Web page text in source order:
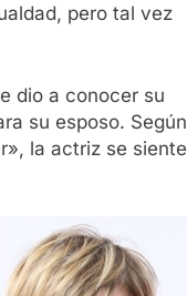
pero tal vez
dio a conocer su
su esposo. Según
la actriz se siente